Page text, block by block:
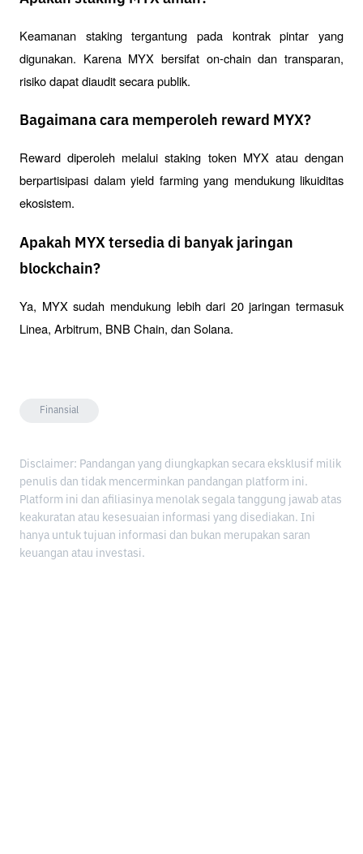
Keamanan staking tergantung pada kontrak pintar yang
digunakan. Karena MYX bersifat on-chain dan transparan,
risiko dapat diaudit secara publik.
Bagaimana cara memperoleh reward MYX?
Reward diperoleh melalui staking token MYX atau dengan
berpartisipasi dalam yield farming yang mendukung likuiditas
ekosistem.
Apakah MYX tersedia di banyak jaringan
blockchain?
Ya, MYX sudah mendukung lebih dari 20 jaringan termasuk
Linea, Arbitrum, BNB Chain, dan Solana.
Finansial
Disclaimer: Pandangan yang diungkapkan secara eksklusif milik
penulis dan tidak mencerminkan pandangan platform ini.
Platform ini dan afiliasinya menolak segala tanggung jawab atas
keakuratan atau kesesuaian informasi yang disediakan. Ini
hanya untuk tujuan informasi dan bukan merupakan saran
keuangan atau investasi.